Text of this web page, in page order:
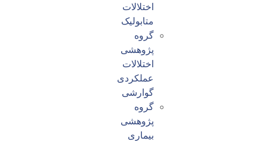
اختلالات
متابولیک
گروه
پژوهشی
اختلالات
عملکردی
گوارشی
گروه
پژوهشی
بیماری